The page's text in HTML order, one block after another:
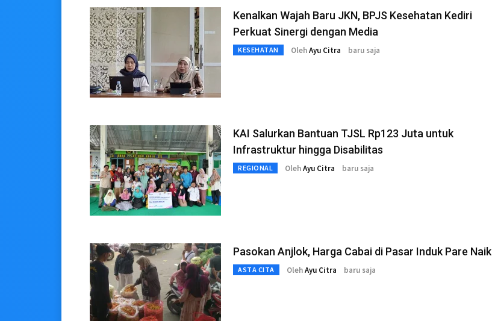
Kenalkan Wajah Baru JKN, BPJS Kesehatan Kediri
Perkuat Sinergi dengan Media
KESEHATAN OlehAyu Citra baru saja
KAI Salurkan Bantuan TJSL Rp123 Juta untuk
Infrastruktur hingga Disabilitas
REGIONAL OlehAyu Citra baru saja
Pasokan Anjlok, Harga Cabai di Pasar Induk Pare Naik
ASTA CITA OlehAyu Citra baru saja